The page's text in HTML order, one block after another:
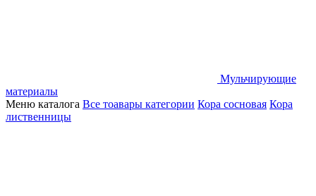
Мульчирующие
материалы
Меню каталога Все тоавары категории Кора сосновая Кора
лиственницы